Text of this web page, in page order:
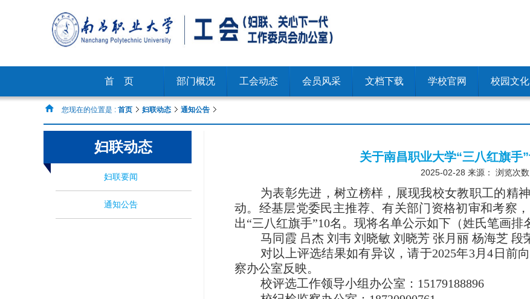
首 页 部门概况 工会动态 会员风采 文档下载 学校官网 校园文化
您现在的位置是 : 首页 妇联动态 通知公告
妇联动态
妇联要闻
通知公告
关于南昌职业大学“三八红旗手
2025-02-28 来源： 浏览次数
为表彰先进，树立榜样，展现我校女教职工的精
动。经基层党委民主推荐、有关部门资格初审和考察
出“三八红旗手”10名。现将名单公示如下（姓氏笔画排
马同霞 吕杰 刘韦 刘晓敏 刘晓芳 张月丽 杨海芝 段
对以上评选结果如有异议，请于2025年3月4日前
察办公室反映。
校评选工作领导小组办公室： 15179188896